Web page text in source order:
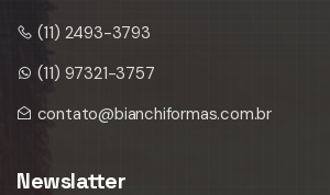
(11) 2493-3793
(11) 97321-3757
contato@bianchiformas.com.br
Newslatter